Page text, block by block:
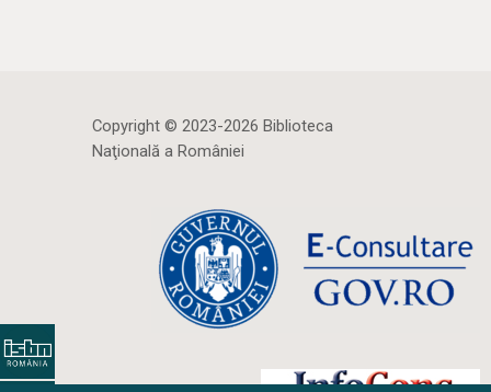
Copyright © 2023-2026 Biblioteca
Naţională a României